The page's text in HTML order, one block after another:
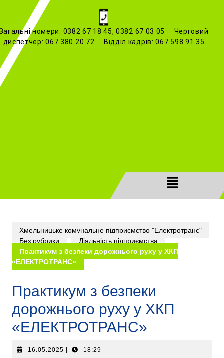
номери: 0382 67 18 45, 0382 67 03 05 Черговий
диспетчер: 067 380 20 72 Відділ кадрів: 067 598 91 35
Хмельницьке комунальне підприємство "Електротранс"
Без рубрики
Діяльність підприємства
Практикум з безпеки дорожнього руху у ХКП
«ЕЛЕКТРОТРАНС»
Практикум з безпеки
дорожнього руху у ХКП
«ЕЛЕКТРОТРАНС»
16.05.2025 | 18:29